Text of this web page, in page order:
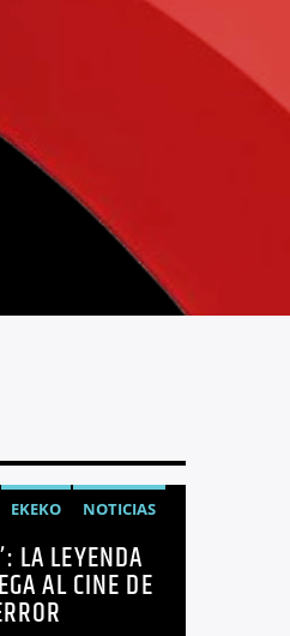
EKEKO
NOTICIAS
TERROR
LA LEYENDA
AL CINE DE